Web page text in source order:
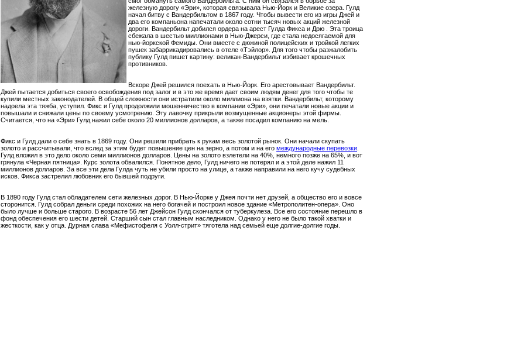
железную дорогу «Эри», которая связывала Нью-Йорк и Великие озера. Гулд
начал битву с Вандербильтом в 1867 году. Чтобы вывести его из игры Джей и
два его компаньона напечатали около сотни тысяч новых акций железной
дороги. Вандербильт добился ордера на арест Гулда Фикса и Дрю . Эта троица
сбежала в шестью миллионами в Нью-Джерси, где стала недосягаемой для
нью-йоркской Фемиды. Они вместе с дюжиной полицейских и тройкой легких
пушек забаррикадировались в отеле «Тэйлор». Для того чтобы разжалобить
публику Гулд пишет картину: великан-Вандербильт избивает крошечных
противников.
Вскоре Джей решился поехать в Нью-Йорк. Его арестовывает Вандербильт.
Джей пытается добиться своего освобождения под залог и в это же время дает своим людям денег для того чтобы те
купили местных законодателей. В общей сложности они истратили около миллиона на взятки. Вандербильт, которому
надоела эта тяжба, уступил. Фикс и Гулд продолжили мошенничество в компании «Эри», они печатали новые акции и
повышали и снижали цены по своему усмотрению. Эту лавочку прикрыли возмущенные акционеры этой фирмы.
Считается, что на «Эри» Гулд нажил себе около 20 миллионов долларов, а также посадил компанию на мель.
Фикс и Гулд дали о себе знать в 1869 году. Они решили прибрать к рукам весь золотой рынок. Они начали скупать
золото и рассчитывали, что вслед за этим будет повышение цен на зерно, а потом и на его международные перевозки.
Гулд вложил в это дело около семи миллионов долларов. Цены на золото взлетели на 40%, немного позже на 65%, и вот
грянула «Черная пятница». Курс золота обвалился. Понятное дело, Гулд ничего не потерял и а этой деле нажил 11
миллионов долларов. За все эти дела Гулда чуть не убили просто на улице, а также направили на него кучу судебных
исков. Фикса застрелил любовник его бывшей подруги.
В 1890 году Гулд стал обладателем сети железных дорог. В Нью-Йорке у Джея почти нет друзей, а общество его и вовсе
сторонится. Гулд собрал деньги среди похожих на него богачей и построил новое здание «Метрополитен-опера». Оно
было лучше и больше старого. В возрасте 56 лет Джейсон Гулд скончался от туберкулеза. Все его состояние перешло в
фонд обеспечения его шести детей. Старший сын стал главным наследником. Однако у него не было такой хватки и
жесткости, как у отца. Дурная слава «Мефистофеля с Уолл-стрит» тяготела над семьей еще долгие-долгие годы.